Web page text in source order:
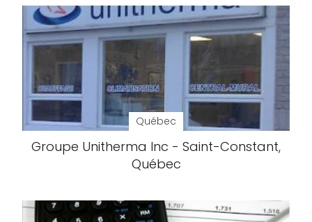
Québec
Groupe Unitherma Inc - Saint-Constant,
Québec